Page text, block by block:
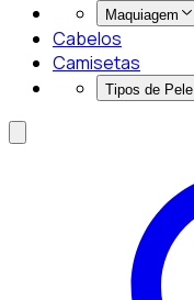
Maquiagem
Cabelos
Camisetas
Tipos de Pele